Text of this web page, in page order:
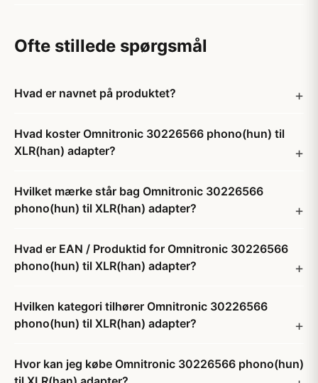
Ofte stillede spørgsmål
Hvad er navnet på produktet?
Hvad koster Omnitronic 30226566 phono(hun) til
XLR(han) adapter?
Hvilket mærke står bag Omnitronic 30226566
phono(hun) til XLR(han) adapter?
Hvad er EAN / Produktid for Omnitronic 30226566
phono(hun) til XLR(han) adapter?
Hvilken kategori tilhører Omnitronic 30226566
phono(hun) til XLR(han) adapter?
Hvor kan jeg købe Omnitronic 30226566 phono(hun)